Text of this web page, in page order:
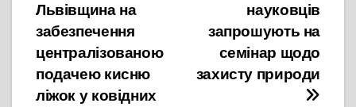
науковців
запрошують на
семінар щодо
захисту природи
Львівщина на
забезпечення
централізованою
подачею кисню
ліжок у ковідних